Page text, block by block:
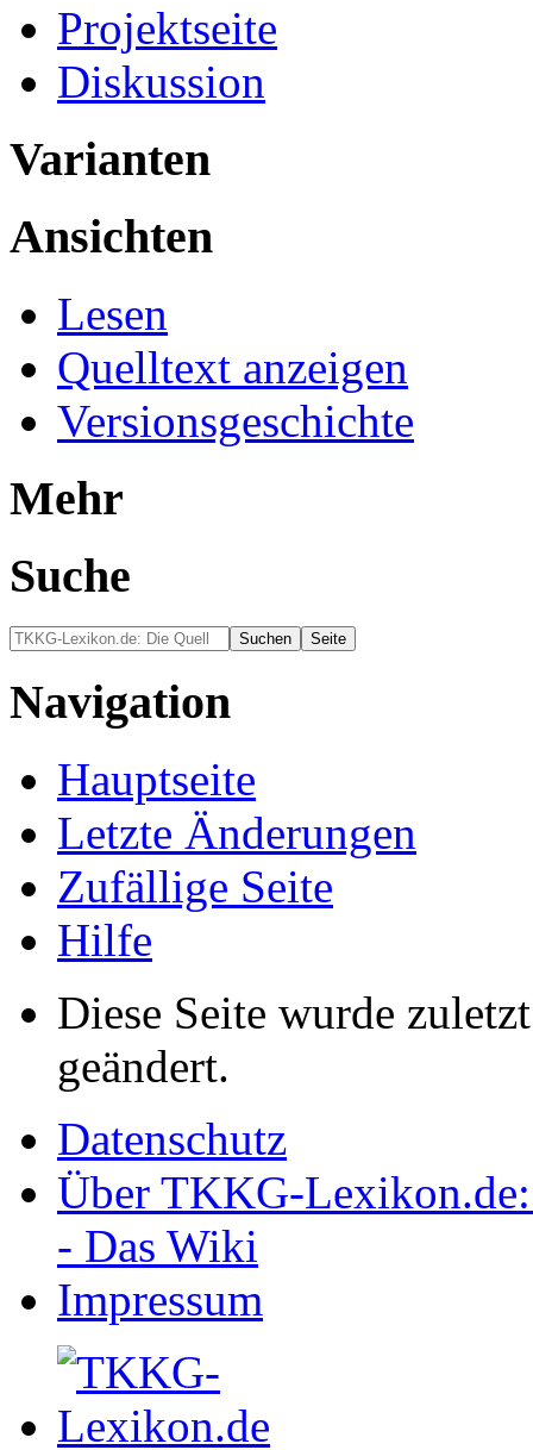
Projektseite
Diskussion
Varianten
Ansichten
Lesen
Quelltext anzeigen
Versionsgeschichte
Mehr
Suche
Navigation
Hauptseite
Letzte Änderungen
Zufällige Seite
Hilfe
Diese Seite wurde
geändert.
Datenschutz
Über TKKG-
- Das Wiki
Impressum